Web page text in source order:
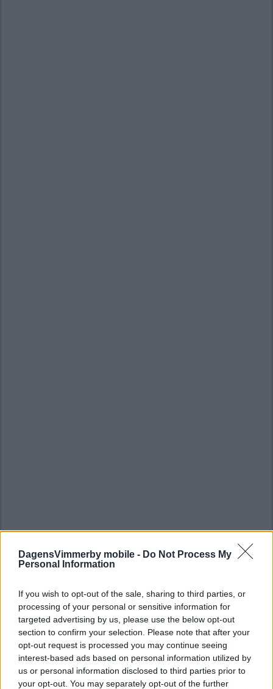
DagensVimmerby mobile - Do Not Process My
Personal Information
If you wish to opt-out of the sale, sharing to third parties, or
processing of your personal or sensitive information for
targeted advertising by us, please use the below opt-out
section to confirm your selection. Please note that after your
opt-out request is processed you may continue seeing
interest-based ads based on personal information utilized by
us or personal information disclosed to third parties prior to
your opt-out. You may separately opt-out of the further